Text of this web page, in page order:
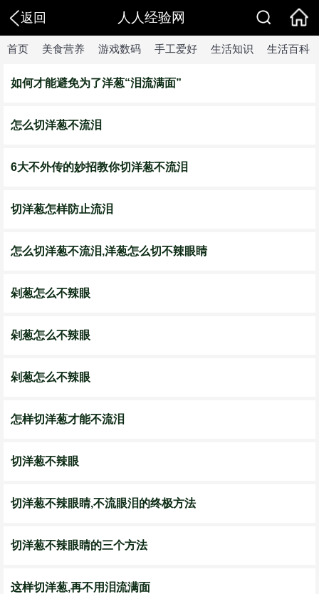
返回 人人经验网
首页 美食营养 游戏数码 手工爱好 生活知识 生活百科
如何才能避免为了洋葱“泪流满面”
怎么切洋葱不流泪
6大不外传的妙招教你切洋葱不流泪
切洋葱怎样防止流泪
怎么切洋葱不流泪,洋葱怎么切不辣眼睛
剁葱怎么不辣眼
剁葱怎么不辣眼
剁葱怎么不辣眼
怎样切洋葱才能不流泪
切洋葱不辣眼
切洋葱不辣眼睛,不流眼泪的终极方法
切洋葱不辣眼睛的三个方法
这样切洋葱,再不用泪流满面